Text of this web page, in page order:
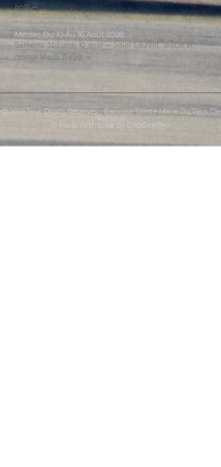
août –
Messes Du 10 Au 16 Août 2026
Semaine 32 Lundi 10 août – Saint Laurent, diacre et
martyr Mardi 11 août –
Ⓒ 2019 Tout Droits Réservés - Paroisse Sainte Marie Du Pays De
Verneuil
© Made With Love By CreaSite.Pro